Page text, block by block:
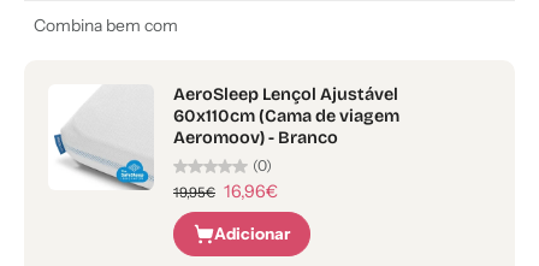
Combina bem com
AeroSleep Lençol Ajustável
60x110cm (Cama de viagem
Aeromoov) - Branco
(0)
19,95€ 16,96€
Adicionar